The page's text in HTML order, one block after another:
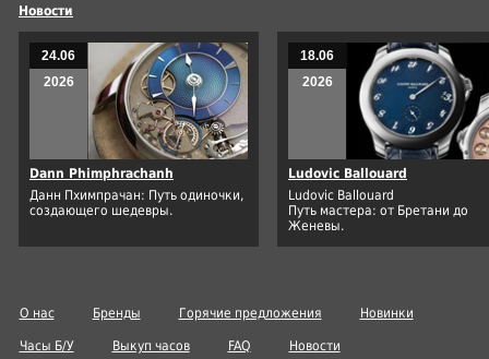
Новости
24.06
2026
Dann Phimphrachanh
Данн Пхимпрачан: Путь одиночки,
создающего шедевры.
18.06
2026
Ludovic Ballouard
Ludovic Ballouard
Путь мастера: от Бретани до
Женевы.
О нас Бренды Горячие предложения Новинки
Часы Б/У Выкуп часов FAQ Новости